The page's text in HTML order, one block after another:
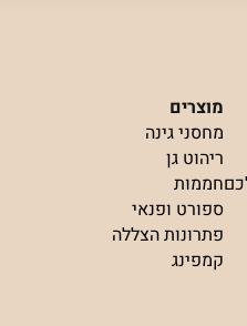
מוצרים
מחסני גינה
ריהוט גן
חממות
ספורט ופנאי
פתרונות הצללה
קמפינג